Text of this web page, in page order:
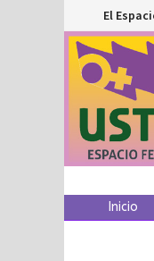
al
contenido
El
Inicio